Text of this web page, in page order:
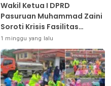
Wakil Ketua I DPRD
Pasuruan Muhammad Zaini
Soroti Krisis Fasilitas
Sekolah di Tengah Efisiensi
Anggaran
1 minggu yang lalu